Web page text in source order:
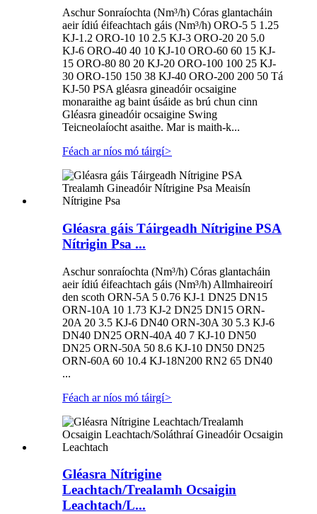
Aschur Sonraíochta (Nm³/h) Córas glantacháin
aeir ídiú éifeachtach gáis (Nm³/h) ORO-5 5 1.25
KJ-1.2 ORO-10 10 2.5 KJ-3 ORO-20 20 5.0
KJ-6 ORO-40 40 10 KJ-10 ORO-60 60 15 KJ-
15 ORO-80 80 20 KJ-20 ORO-100 100 25 KJ-
30 ORO-150 150 38 KJ-40 ORO-200 200 50 Tá
KJ-50 PSA gléasra gineadóir ocsaigine
monaraithe ag baint úsáide as brú chun cinn
Gléasra gineadóir ocsaigine Swing
Teicneolaíocht asaithe. Mar is maith-k...
Féach ar níos mó táirgí>
Gléasra gáis Táirgeadh Nítrigine PSA
Nítrigin Psa ...
Aschur sonraíochta (Nm³/h) Córas glantacháin
aeir ídiú éifeachtach gáis (Nm³/h) Allmhaireoirí
den scoth ORN-5A 5 0.76 KJ-1 DN25 DN15
ORN-10A 10 1.73 KJ-2 DN25 DN15 ORN-
20A 20 3.5 KJ-6 DN40 ORN-30A 30 5.3 KJ-6
DN40 DN25 ORN-40A 40 7 KJ-10 DN50
DN25 ORN-50A 50 8.6 KJ-10 DN50 DN25
ORN-60A 60 10.4 KJ-18N200 RN2 65 DN40
...
Féach ar níos mó táirgí>
Gléasra Nítrigine
Leachtach/Trealamh Ocsaigin
Leachtach/L...